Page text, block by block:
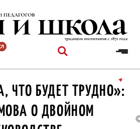
ЧТО БУДЕТ ТРУДНО»:
О ДВОЙНОМ